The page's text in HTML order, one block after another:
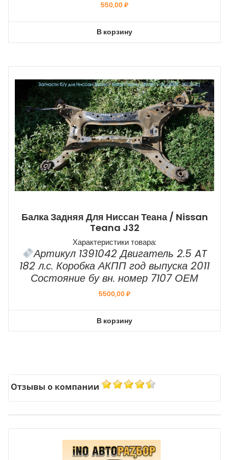
550,00₽
В корзину
Балка Задняя Для Ниссан Теана / Nissan
Teana J32
Характеристики товара:
Артикул 1391042 Двигатель 2.5 AT
182 л.с. Коробка АКПП год выпуска 2011
Состояние бу вн. номер 7107 ОЕМ
5500,00₽
В корзину